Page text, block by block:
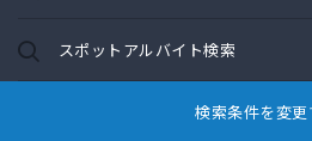
検索条件を変更
スポットアルバイト検索